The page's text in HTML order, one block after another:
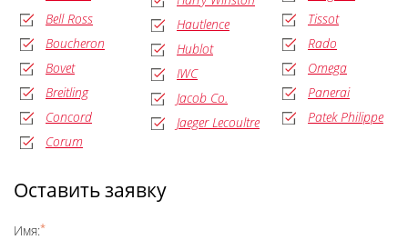
Bell Ross
Boucheron
Bovet
Breitling
Concord
Corum
Hautlence
Hublot
IWC
Jacob Co.
Jaeger Lecoultre
Tissot
Rado
Omega
Panerai
Patek Philippe
Оставить заявку
Имя:*